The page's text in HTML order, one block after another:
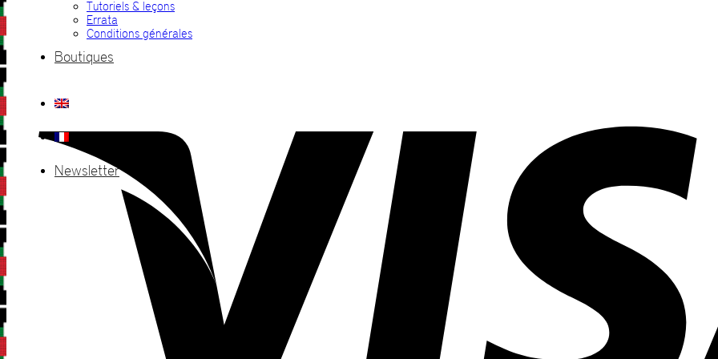
Tutoriels & leçons
Errata
Conditions générales
Boutiques
Newsletter